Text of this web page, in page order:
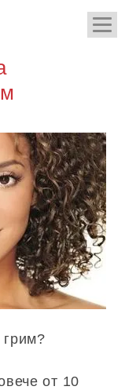
грим?
от 10